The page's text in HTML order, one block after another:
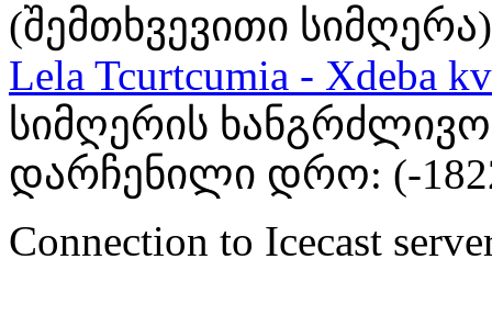
(შემთხვევითი სიმღერა)
Lela Tcurtcumia - Xdeba
სიმღერის
დარჩენილი დრო: (-
Connection to Icecast